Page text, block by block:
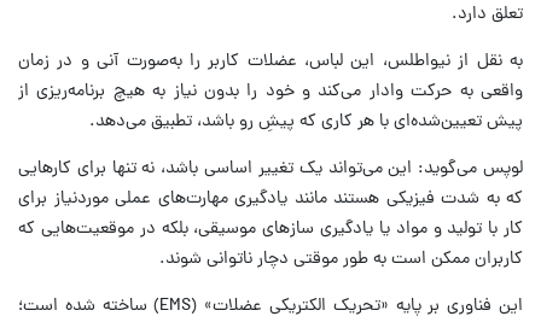
تعلق دارد.
به نقل از نیواطلس، این لباس، عضلات کاربر را به‌صورت آنی و در زمان
واقعی به حرکت وادار می‌کند و خود را بدون نیاز به هیچ برنامه‌ریزی از
پیش تعیین‌شده‌ای با هر کاری که پیشِ رو باشد، تطبیق می‌دهد.
لوپس می‌گوید: این می‌تواند یک تغییر اساسی باشد، نه ‌تنها برای کارهایی
که به ‌شدت فیزیکی هستند مانند یادگیری مهارت‌های عملی موردنیاز برای
کار با تولید و مواد یا یادگیری سازهای موسیقی، بلکه در موقعیت‌هایی که
کاربران ممکن است به ‌طور موقتی دچار ناتوانی شوند.
این فناوری بر پایه «تحریک الکتریکی عضلات» (EMS) ساخته شده است؛